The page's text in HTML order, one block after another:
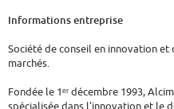
Informations entreprise
Société de conseil en innovation
marchés.
Fondée le 1ᵉʳ décembre 1993,
spécialisée dans l'innovation et le